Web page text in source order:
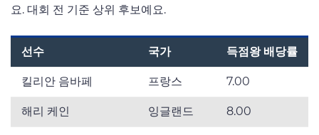
요. 대회 전 기준 상위 후보예요.
선수 국가 득점왕 배당률
킬리안 음바페 프랑스 7.00
해리 케인 잉글랜드 8.00